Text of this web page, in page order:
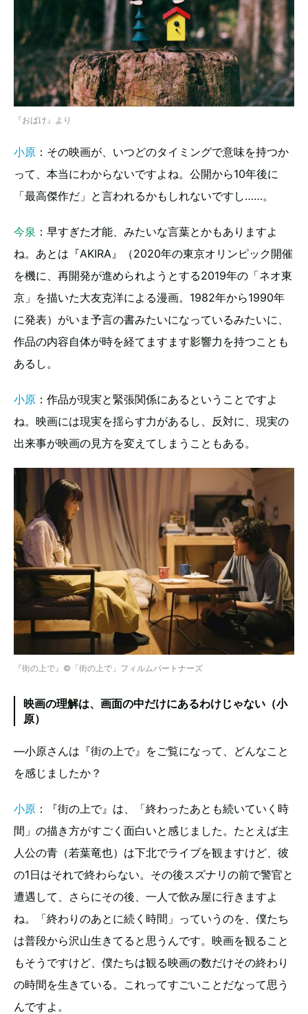
『おばけ』より
小原 ：その映画が、いつどのタイミングで意味を持つか
って、本当にわからないですよね。公開から10年後に
「最高傑作だ」と言われるかもしれないですし……。
今泉 ：早すぎた才能、みたいな言葉とかもありますよ
ね。あとは『AKIRA』（2020年の東京オリンピック開催
を機に、再開発が進められようとする2019年の「ネオ東
京」を描いた大友克洋による漫画。1982年から1990年
に発表）がいま予言の書みたいになっているみたいに、
作品の内容自体が時を経てますます影響力を持つことも
あるし。
小原 ：作品が現実と緊張関係にあるということですよ
ね。映画には現実を揺らす力があるし、反対に、現実の
出来事が映画の見方を変えてしまうこともある。
『街の上で』©「街の上で」フィルムパートナーズ
映画の理解は、画面の中だけにあるわけじゃない（小
原）
―小原さんは『街の上で』をご覧になって、どんなこと
を感じましたか？
小原 ：『街の上で』は、「終わったあとも続いていく時
間」の描き方がすごく面白いと感じました。たとえば主
人公の青（若葉竜也）は下北でライブを観ますけど、彼
の1日はそれで終わらない。その後スズナリの前で警官と
遭遇して、さらにその後、一人で飲み屋に行きますよ
ね。「終わりのあとに続く時間」っていうのを、僕たち
は普段から沢山生きてると思うんです。映画を観ること
もそうですけど、僕たちは観る映画の数だけその終わり
の時間を生きている。これってすごいことだなって思う
んですよ。